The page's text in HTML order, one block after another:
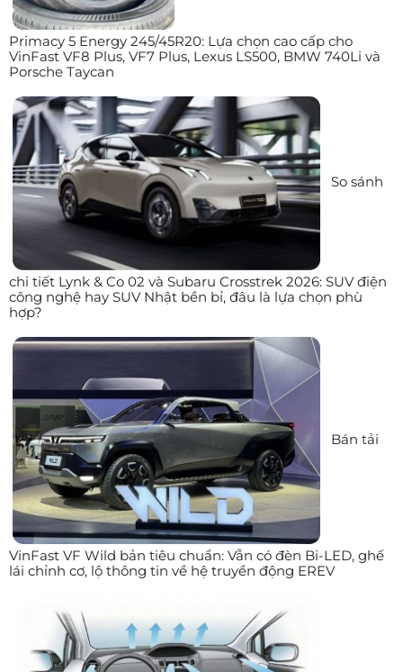
Primacy 5 Energy 245/45R20: Lựa chọn cao cấp cho
VinFast VF8 Plus, VF7 Plus, Lexus LS500, BMW 740Li và
Porsche Taycan
So sánh
chi tiết Lynk & Co 02 và Subaru Crosstrek 2026: SUV điện
công nghệ hay SUV Nhật bền bỉ, đâu là lựa chọn phù
hợp?
Bán tải
VinFast VF Wild bản tiêu chuẩn: Vẫn có đèn Bi-LED, ghế
lái chỉnh cơ, lộ thông tin về hệ truyền động EREV